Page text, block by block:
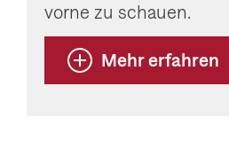
vorne zu schauen.
Mehr erfahren